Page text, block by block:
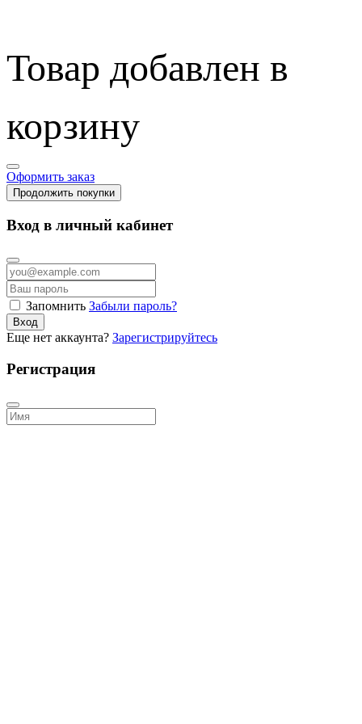
Товар добавлен в
корзину
Оформить заказ
Продолжить покупки
Вход в личный кабинет
Запомнить Забыли пароль?
Вход
Еще нет аккаунта? Зарегистрируйтесь
Регистрация